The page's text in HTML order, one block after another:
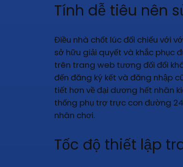
Tính dễ tiêu nên
Điều nhà chốt lúc đối chiếu với
sở hữu giải quyết và khắc phục
trên trang web tương đối đối
đến đăng ký kết và đăng nhập
tiết hơn về đại dương hết nhân
thống phụ trợ trực con đường
nhân chơi.
Tốc độ thiết lập